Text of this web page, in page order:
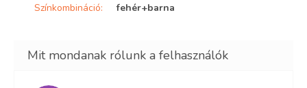
Színkombináció: fehér+barna